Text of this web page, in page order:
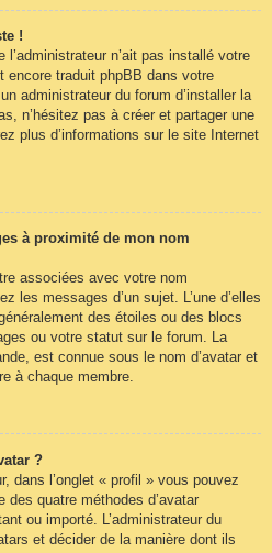
!
l’administrateur n’ait pas installé votre
encore traduit phpBB dans votre
administrateur du forum d’installer la
n’hésitez pas à créer et partager une
plus d’informations sur le site Internet
à proximité de mon nom
associées avec votre nom
les messages d’un sujet. L’une d’elles
des étoiles ou des blocs
ou votre statut sur le forum. La
est connue sous le nom d’avatar et
à chaque membre.
?
dans l’onglet « profil » vous pouvez
des quatre méthodes d’avatar
ou importé. L’administrateur du
et décider de la manière dont ils